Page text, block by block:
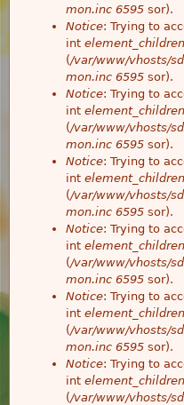
mon.inc 6595 sor).
Notice: Trying to
int
(/var/www/vhosts/
mon.inc 6595 sor).
Notice: Trying to
int
(/var/www/vhosts/
mon.inc 6595 sor).
Notice: Trying to
int
(/var/www/vhosts/
mon.inc 6595 sor).
Notice: Trying to
int
(/var/www/vhosts/
mon.inc 6595 sor).
Notice: Trying to
int
(/var/www/vhosts/
mon.inc 6595 sor).
Notice: Trying to
int
(/var/www/vhosts/